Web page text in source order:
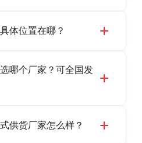
产品均配有正规第三方检测
，地址迎宾大街 9
体位置在哪？
宾大街 9 号，是专业隔震
LRB 铅芯、LNR 天然、
哪个厂家？可全国发
工程，实体工厂现货充足，
供货厂家怎么样？